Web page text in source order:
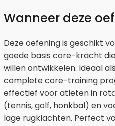
Wanneer deze
Deze oefening is geschikt
goede basis core-kracht
willen ontwikkelen. Ideaal
complete core-training
effectief voor atleten in
(tennis, golf, honkbal) en
lage rugklachten. Perfect